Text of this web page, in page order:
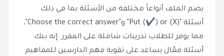
يضم الملف أنواعاً مختلفة من الأسئلة بما في ذلك
أسئلة "Put (✔) or (X)" و"Choose the correct answer"،
مما يوفر للطلاب تدريبات شاملة على المقرر. إنه بنك
أسئلة فعّال يساعد على تقوية فهم الدارسين للمفاهيم